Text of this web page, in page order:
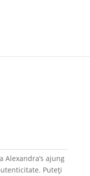
Alexandra’s ajung
Puteți